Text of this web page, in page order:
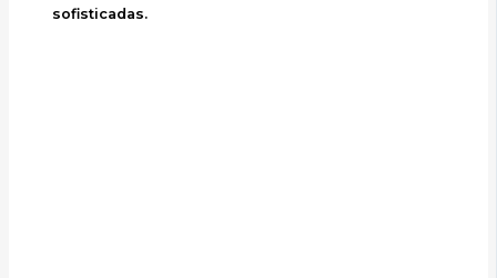
sofisticadas.